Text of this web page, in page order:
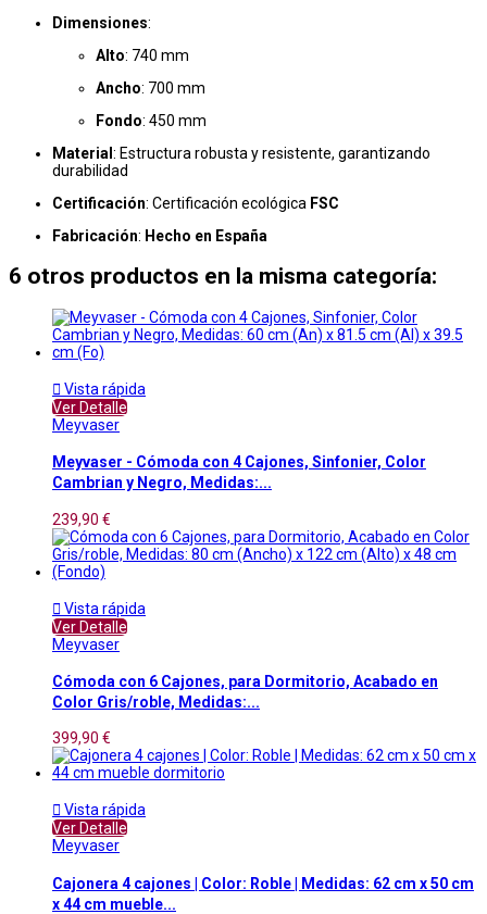
Dimensiones:
Alto: 740 mm
Ancho: 700 mm
Fondo: 450 mm
Material : Estructura robusta y resistente, garantizando
durabilidad
Certificación: Certificación ecológica FSC
Fabricación: Hecho en España
6 otros productos en la misma categoría:
 Vista rápida
Ver Detalle
Meyvaser
Meyvaser - Cómoda con 4 Cajones, Sinfonier, Color
Cambrian y Negro, Medidas:...
239,90 €
 Vista rápida
Ver Detalle
Meyvaser
Cómoda con 6 Cajones, para Dormitorio, Acabado en
Color Gris/roble, Medidas:...
399,90 €
 Vista rápida
Ver Detalle
Meyvaser
Cajonera 4 cajones | Color: Roble | Medidas: 62 cm x 50 cm
x 44 cm mueble...